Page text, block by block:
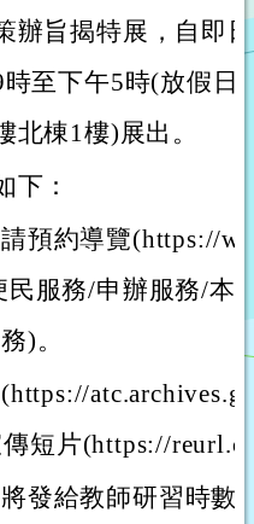
辦旨揭特展，自即
至下午5時(放假日
北棟1樓)展出。
下：
預約導覽(https://
民服務/申辦服務/本
)。
短片(https://
發給教師研習時數